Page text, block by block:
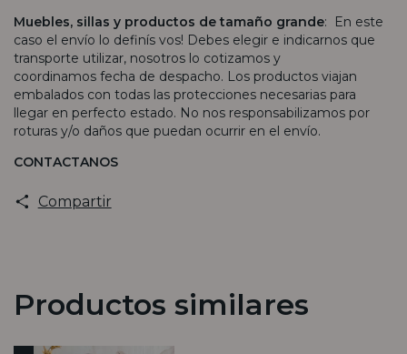
Muebles, sillas y productos de tamaño grande: En este
caso el envío lo definís vos! Debes elegir e indicarnos que
transporte utilizar, nosotros lo cotizamos y
coordinamos fecha de despacho. Los productos viajan
embalados con todas las protecciones necesarias para
llegar en perfecto estado. No nos responsabilizamos por
roturas y/o daños que puedan ocurrir en el envío.
CONTACTANOS
Compartir
Productos similares